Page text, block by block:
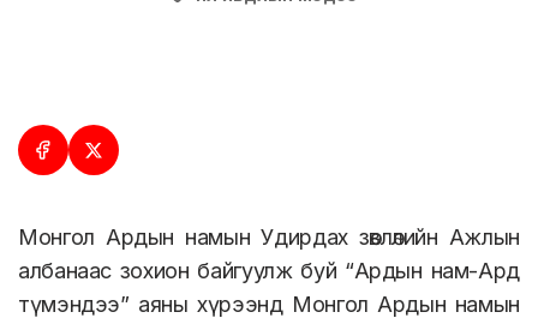
Монгол Ардын намын Удирдах зөвлөлийн Ажлын
албанаас зохион байгуулж буй “Ардын нам-Ард
түмэндээ” аяны хүрээнд Монгол Ардын намын